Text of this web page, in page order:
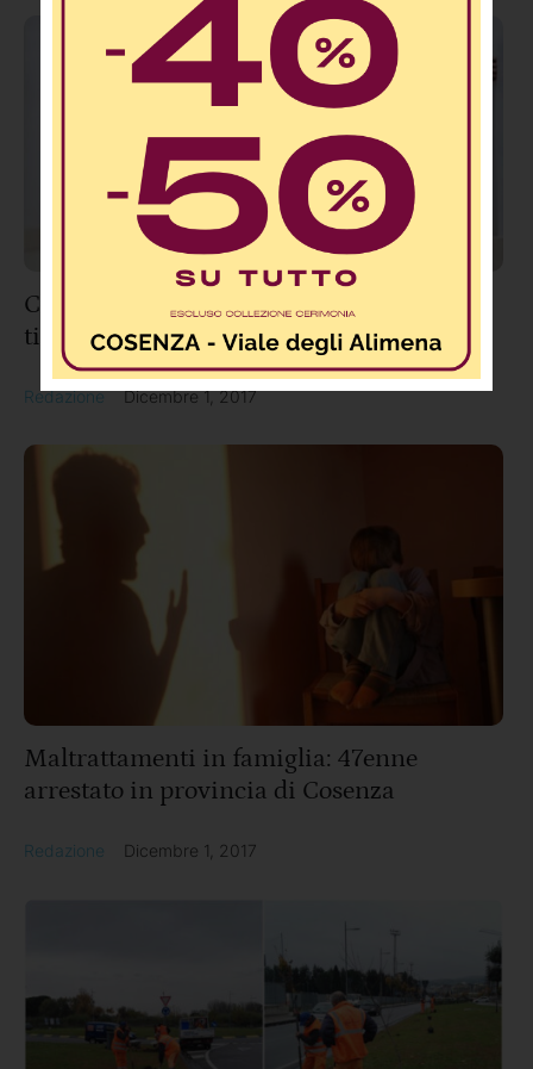
Calabria: Donna fa un’ecografia alla
tiroide, le consegnano l’esito dei testicoli
Redazione Dicembre 1, 2017
Maltrattamenti in famiglia: 47enne
arrestato in provincia di Cosenza
Redazione Dicembre 1, 2017